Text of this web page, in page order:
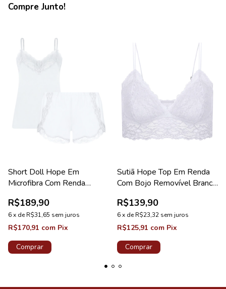
Compre Junto!
Short Doll Hope Em
Microfibra Com Renda
R$189,90
6x deR$31,65 sem juros
R$170,91 com Pix
Comprar
Sutiã Hope Top Em Renda
Com Bojo Removível Branco
R$139,90
6x deR$23,32 sem juros
R$125,91 com Pix
Comprar